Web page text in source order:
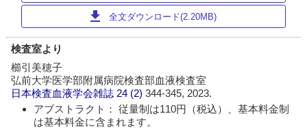
download 全文ダウンロード(2.20MB)
検査室より
櫛引美穂子
弘前大学医学部附属病院検査部血液検査室
日本検査血液学会雑誌 24 (2)344-345, 2023.
アブストラクト： 従量制は110円（税込）、基本料金制
は基本料金に含まれます。